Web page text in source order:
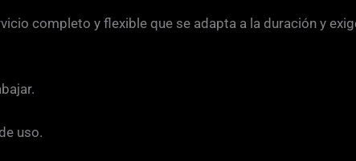
completo y flexible que se adapta a la duración y
uso.